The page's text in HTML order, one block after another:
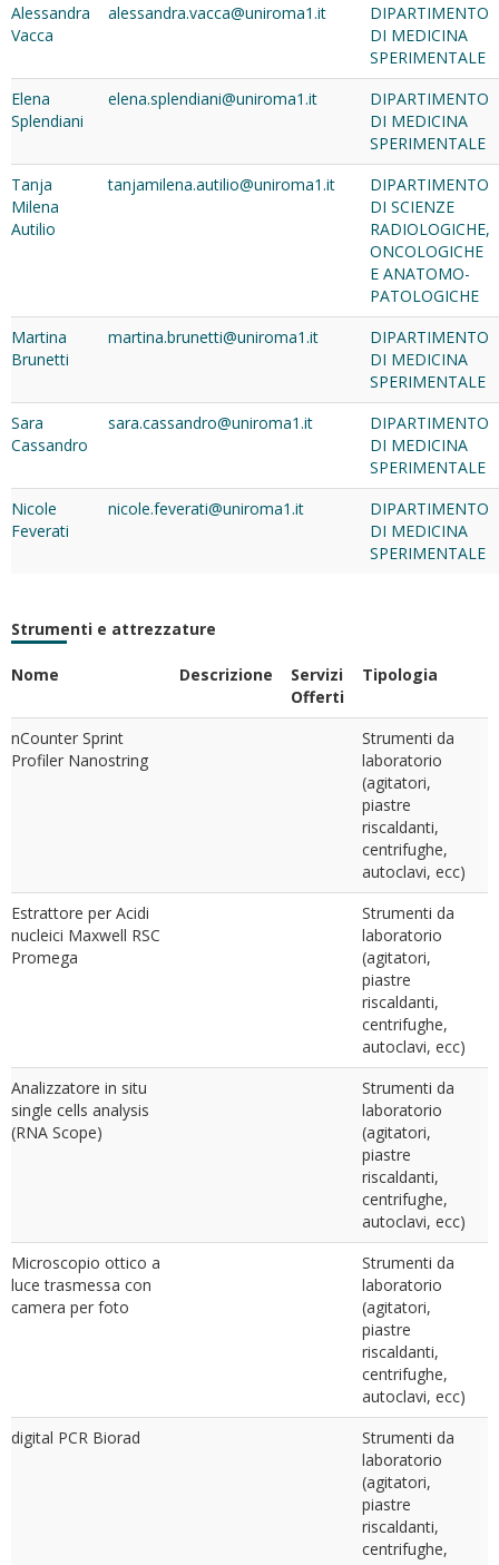
Alessandra
Vacca
alessandra.vacca@uniroma1.it
DIPARTIMENTO
DI MEDICINA
SPERIMENTALE
Elena
Splendiani
elena.splendiani@uniroma1.it
DIPARTIMENTO
DI MEDICINA
SPERIMENTALE
Tanja
Milena
Autilio
tanjamilena.autilio@uniroma1.it
DIPARTIMENTO
DI SCIENZE
RADIOLOGICHE,
ONCOLOGICHE
E ANATOMO-
PATOLOGICHE
Martina
Brunetti
martina.brunetti@uniroma1.it
DIPARTIMENTO
DI MEDICINA
SPERIMENTALE
Sara
Cassandro
sara.cassandro@uniroma1.it
DIPARTIMENTO
DI MEDICINA
SPERIMENTALE
Nicole
Feverati
nicole.feverati@uniroma1.it
DIPARTIMENTO
DI MEDICINA
SPERIMENTALE
Strumenti e attrezzature
Nome Descrizione
Servizi
Offerti
Tipologia
nCounter Sprint
Profiler Nanostring
Strumenti da
laboratorio
(agitatori,
piastre
riscaldanti,
centrifughe,
autoclavi, ecc)
Estrattore per Acidi
nucleici Maxwell RSC
Promega
Strumenti da
laboratorio
(agitatori,
piastre
riscaldanti,
centrifughe,
autoclavi, ecc)
Analizzatore in situ
single cells analysis
(RNA Scope)
Strumenti da
laboratorio
(agitatori,
piastre
riscaldanti,
centrifughe,
autoclavi, ecc)
Microscopio ottico a
luce trasmessa con
camera per foto
Strumenti da
laboratorio
(agitatori,
piastre
riscaldanti,
centrifughe,
autoclavi, ecc)
digital PCR Biorad
Strumenti da
laboratorio
(agitatori,
piastre
riscaldanti,
centrifughe,